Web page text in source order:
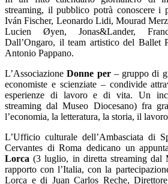
streaming, il pubblico potrà conoscere i
Iván Fischer, Leonardo Lidi, Mourad
Lucien Øyen, Jonas&Lander,
Dall’Ongaro, il team artistico del Ballet
Antonio Pappano.
L’AssociazioneDonne per– gruppo di
economiste e scienziate – condivide
esperienze di lavoro e di vita. Un
streaming dal Museo Diocesano) fra
l’economia, la letteratura, la storia, il
L’Ufficio culturale dell’Ambasciata di
Cervantes di Roma dedicano un
Lorca (3 luglio, in diretta streaming dal
rapporto con l’Italia, con la
Lorca e di Juan Carlos Reche,